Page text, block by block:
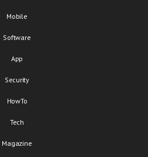
Mobile
Software
App
Security
HowTo
Tech
Magazine